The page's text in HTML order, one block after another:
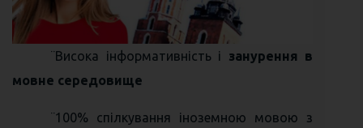
¨Висока інформативність і занурення в
мовне середовище
¨100% спілкування іноземною мовою з